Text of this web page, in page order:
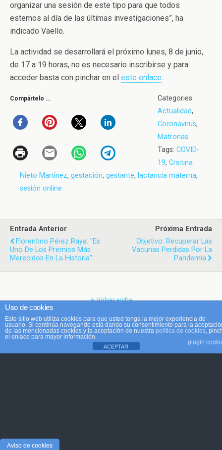
organizar una sesión de este tipo para que todos
estemos al día de las últimas investigaciones”, ha
indicado Vaello.
La actividad se desarrollará el próximo lunes, 8 de junio,
de 17 a 19 horas, no es necesario inscribirse y para
acceder basta con pinchar en el este enlace.
Compártelo …
Categories:
Actualidad,
Coronavirus,
Matronas
Tags: COVID-
19, Crsitina
Nieto Martínez, gestación, gestante, lactancia materna,
sesión online
Entrada Anterior
Florentino Pérez Raya: "Es
Uno De Los Premios Más
Merecidos En La Historia"
Próxima Entrada
Objetivo: Recuperar Las
Vacunas Perdidas Por La
Pandemia
Volver arriba
Móvil Escritorio
Uso de cookies
Este sitio web utiliza cookies para que usted tenga la mejor experiencia de
usuario. Si continúa navegando está dando su consentimiento para la
de las mencionadas cookies y la aceptación de nuestra política de cookies,
el enlace para mayor información.
plugin
ACEPTAR
Aviso de cookies